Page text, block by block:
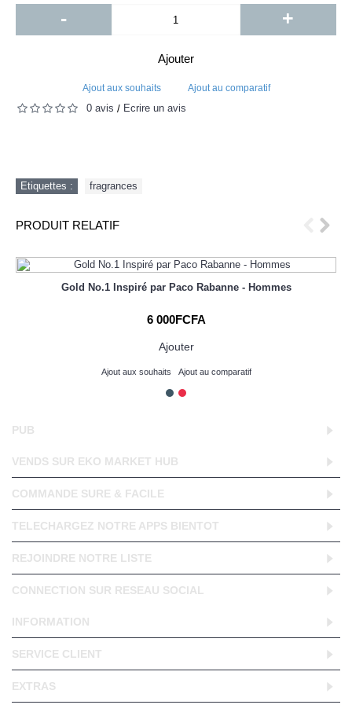
- +
Ajouter
Ajout aux souhaits Ajout au comparatif
0 avis / Écrire un avis
Etiquettes : fragrances
PRODUIT RELATIF
Gold No.1 Inspiré par Paco Rabanne - Hommes
6 000FCFA
Ajouter
Ajout aux souhaits Ajout au comparatif
PUB
VENDS SUR EKO MARKET HUB
COMMANDE SURE & FACILE
TELECHARGEZ NOTRE APPS BIENTOT
REJOINDRE NOTRE LISTE
CONNECTION SUR RESEAU SOCIAL
INFORMATION
SERVICE CLIENT
EXTRAS